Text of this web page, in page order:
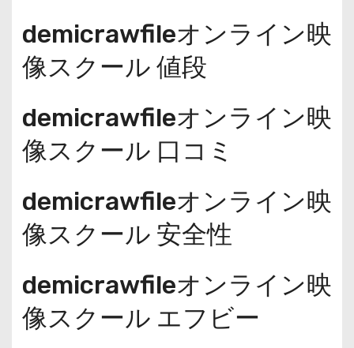
demicrawfileオンライン映
像スクール 値段
demicrawfileオンライン映
像スクール 口コミ
demicrawfileオンライン映
像スクール 安全性
demicrawfileオンライン映
像スクール エフビー